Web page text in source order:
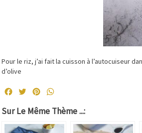
Pour le riz, j’ai fait la cuisson à l’autocuiseur
d’olive
FacebookTwitterPinterest
Sur Le Même Thème ...: